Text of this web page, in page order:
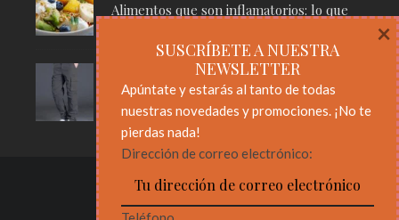
Alimentos que son inflamatorios: lo que
STREET STYLE
Pantalones Cargo: El Básico Masculino
Que Nunca Pasa de Moda
SUSCRÍBETE A NUESTRA
NEWSLETTER
Apúntate y estarás al tanto de todas
nuestras novedades y promociones. ¡No te
pierdas nada!
Dirección de correo electrónico:
×